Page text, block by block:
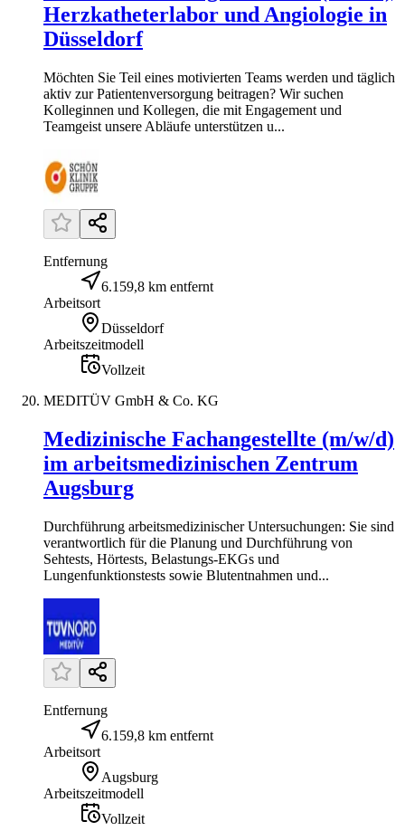
Herzkatheterlabor und Angiologie in
Düsseldorf
Möchten Sie Teil eines motivierten Teams werden und täglich
aktiv zur Patientenversorgung beitragen? Wir suchen
Kolleginnen und Kollegen, die mit Engagement und
Teamgeist unsere Abläufe unterstützen u...
Entfernung
6.159,8 km entfernt
Arbeitsort
Düsseldorf
Arbeitszeitmodell
Vollzeit
MEDITÜV GmbH & Co. KG
Medizinische Fachangestellte (m/w/d)
im arbeitsmedizinischen Zentrum
Augsburg
Durchführung arbeitsmedizinischer Untersuchungen: Sie sind
verantwortlich für die Planung und Durchführung von
Sehtests, Hörtests, Belastungs-EKGs und
Lungenfunktionstests sowie Blutentnahmen und...
Entfernung
6.159,8 km entfernt
Arbeitsort
Augsburg
Arbeitszeitmodell
Vollzeit